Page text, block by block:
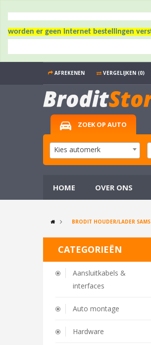
worden er geen internet bestellingen
AFREKENEN VERGELIJKEN (0)
ZOEK OP AUTO
Kies automerk
HOME OVER ONS
BRODIT HOUDER/LADER
CATEGORIEËN
Aansluitkabels &
interfaces
Auto montage
Hardware